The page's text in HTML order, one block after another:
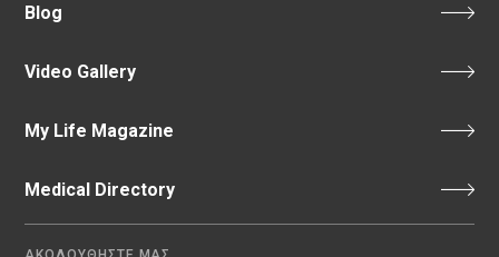
Blog
Video Gallery
My Life Magazine
Medical Directory